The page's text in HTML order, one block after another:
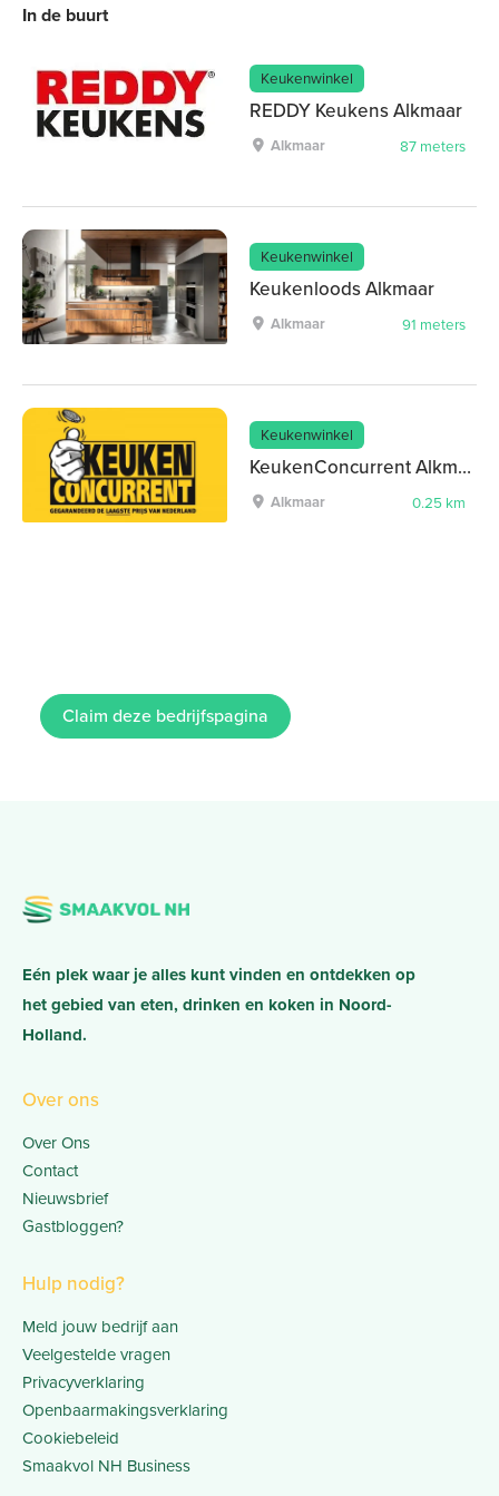
In de buurt
Keukenwinkel
REDDY Keukens Alkmaar
Alkmaar 87 meters
Keukenwinkel
Keukenloods Alkmaar
Alkmaar 91 meters
Keukenwinkel
KeukenConcurrent Alkmaar
Alkmaar 0.25 km
Claim deze bedrijfspagina
Eén plek waar je alles kunt vinden en ontdekken op
het gebied van eten, drinken en koken in Noord-
Holland.
Over ons
Over Ons
Contact
Nieuwsbrief
Gastbloggen?
Hulp nodig?
Meld jouw bedrijf aan
Veelgestelde vragen
Privacyverklaring
Openbaarmakingsverklaring
Cookiebeleid
Smaakvol NH Business